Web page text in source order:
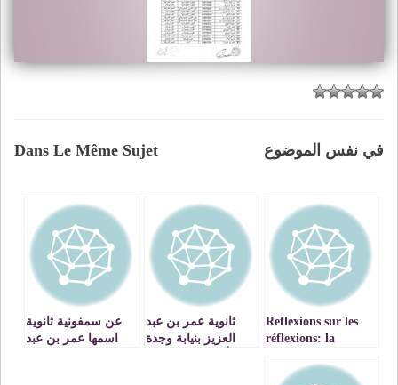
Dans Le Même Sujet في نفس الموضوع
Reflexions sur les
réflexions: la
parents, cela existe
ثانوية عمر بن عبد
العزيز بنيابة وجدة
عن سمفونية ثانوية
اسمها عمر بن عبد